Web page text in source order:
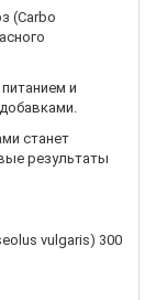
(Carbo
и
станет
результаты
vulgaris) 300